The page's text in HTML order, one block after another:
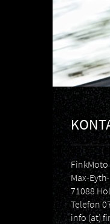
FinkMoto
Max-
71088
Telefon
info (at)